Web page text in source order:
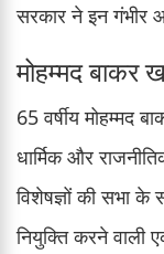
सरकार ने इन गंभीर
मोहम्मद बाकर
65 वर्षीय मोहम्मद
धार्मिक और
विशेषज्ञों की सभा के
नियुक्ति करने वाली